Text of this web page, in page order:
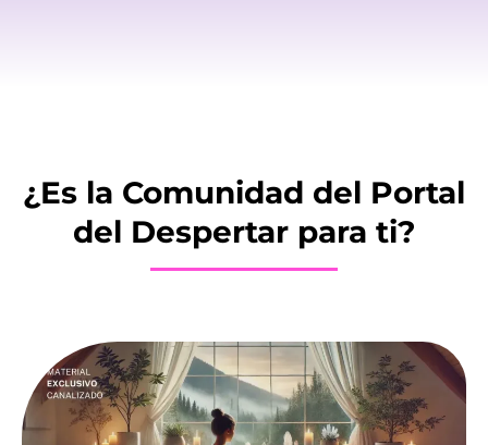
¿Es la Comunidad del Portal
del Despertar para ti?